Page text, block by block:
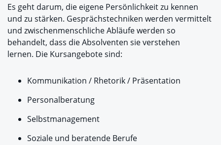
Es geht darum, die eigene Persönlichkeit zu kennen
und zu stärken. Gesprächstechniken werden vermittelt
und zwischenmenschliche Abläufe werden so
behandelt, dass die Absolventen sie verstehen
lernen. Die Kursangebote sind:
Kommunikation / Rhetorik / Präsentation
Personalberatung
Selbstmanagement
Soziale und beratende Berufe